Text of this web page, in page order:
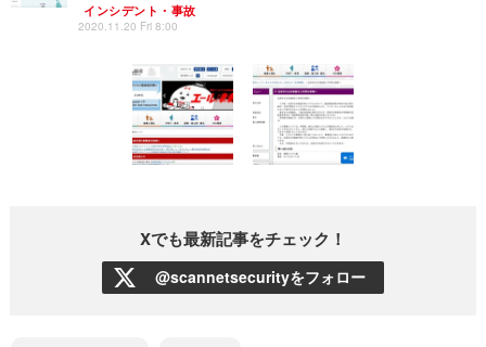
インシデント・事故
2020.11.20 Fri 8:00
Xでも最新記事をチェック！
@scannetsecurityをフォロー